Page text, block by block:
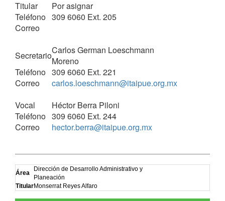
Titular
Por asignar
Teléfono 309 6060 Ext. 205
Correo
SecretarioCarlos German Loeschmann
Moreno
Teléfono 309 6060 Ext. 221
Correo
carlos.loeschmann@itaipue.org.mx
Vocal
Héctor Berra Piloni
Teléfono 309 6060 Ext. 244
Correo
hector.berra@itaipue.org.mx
Área
Dirección de Desarrollo Administrativo y
Planeación
TitularMonserrat Reyes Alfaro